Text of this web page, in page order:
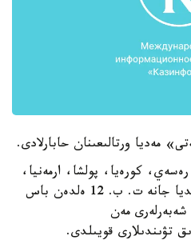
مەديا ورتالىعىنان حابارلادى.
كورەيا، پولشا، ارمەنيا،
قىرعىزستان، ۆەنگريا، فينليانديا جانە ت. ب. 12 ەلدەن باس
شەبەرلەرى مەن